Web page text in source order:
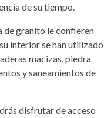
de su tiempo.
de granito le confieren
interior se han utilizado
macizas, piedra
y saneamientos de
disfrutar de acceso